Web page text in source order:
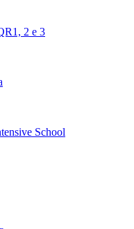
2 e 3
School